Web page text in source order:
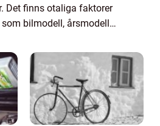
Det finns otaliga faktorer
bilmodell, årsmodell